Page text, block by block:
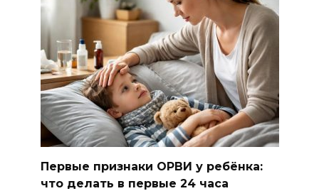
Первые признаки ОРВИ у ребёнка:
что делать в первые 24 часа